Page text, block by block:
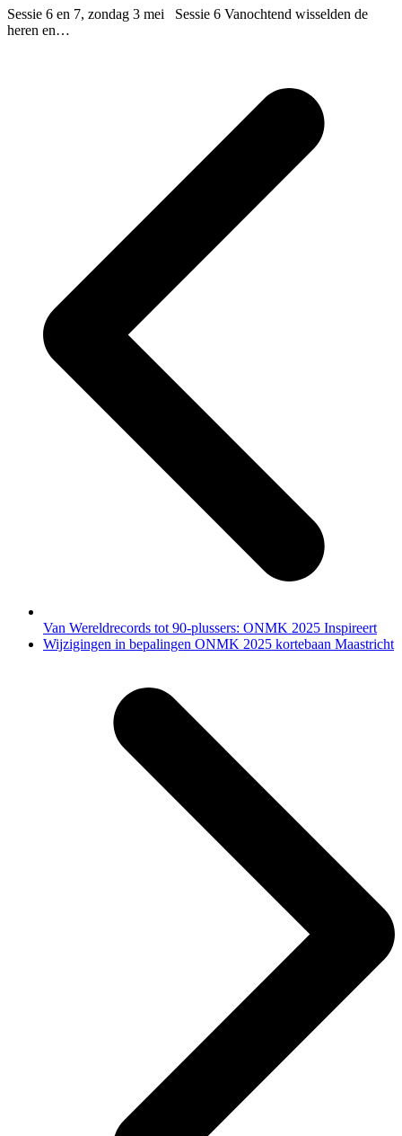
Sessie 6 en 7, zondag 3 mei Sessie 6 Vanochtend wisselden de
heren en…
Van Wereldrecords tot 90-plussers: ONMK 2025 Inspireert
next
Wijzigingen in bepalingen ONMK 2025 kortebaan Maastricht